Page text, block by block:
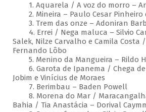
1. Aquarela / A voz do morro – Ari
2. Mineira – Paulo Cesar Pinheiro
3. Trem das onze – Adoniran
4. Errei / Nega maluca – Silvio
Salek, Nilze Carvalho e Camila Costa
Fernando Lôbo
5. Menino da Mangueira – Rildo
6. Garota de Ipanema / Chega de
Jobim e Vinícius de Moraes
7. Berimbau – Baden Powell
8. Morena do Mar /
Bahia / Tia Anastácia – Dorival